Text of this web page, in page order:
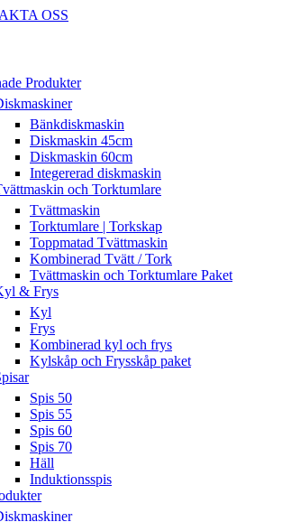
OSS
Produkter
Bänkdiskmaskin
Diskmaskin 45cm
Diskmaskin 60cm
Integererad diskmaskin
och Torktumlare
Tvättmaskin
Torktumlare | Torkskap
Toppmatad Tvättmaskin
Kombinerad Tvätt / Tork
Tvättmaskin och Torktumlare Paket
& Frys
Kyl
Frys
Kombinerad kyl och frys
Kylskåp och Frysskåp paket
Spis 50
Spis 55
Spis 60
Spis 70
Häll
Induktionsspis